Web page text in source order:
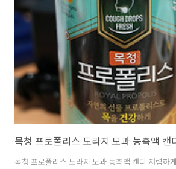
그냥 적당한 양에 빠르게 먹을 수 있는게 좋더라구
2개를 주문을 했는데요. 엄청 양이 많은건 아니지
생각나면 라면 먹을 수 있겠네요. 신라면 블랙 컵라
구매한 ..
목청 프로폴리스 도라지 모과 농축액 캔디 저렴하